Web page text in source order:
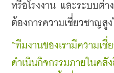
หรือโรงงาน และระบบต่
ต้องการความเชี่ยวชาญสู
“ทีมงานของเรามีความเ
ดำเนินกิจกรรมภายในคลั